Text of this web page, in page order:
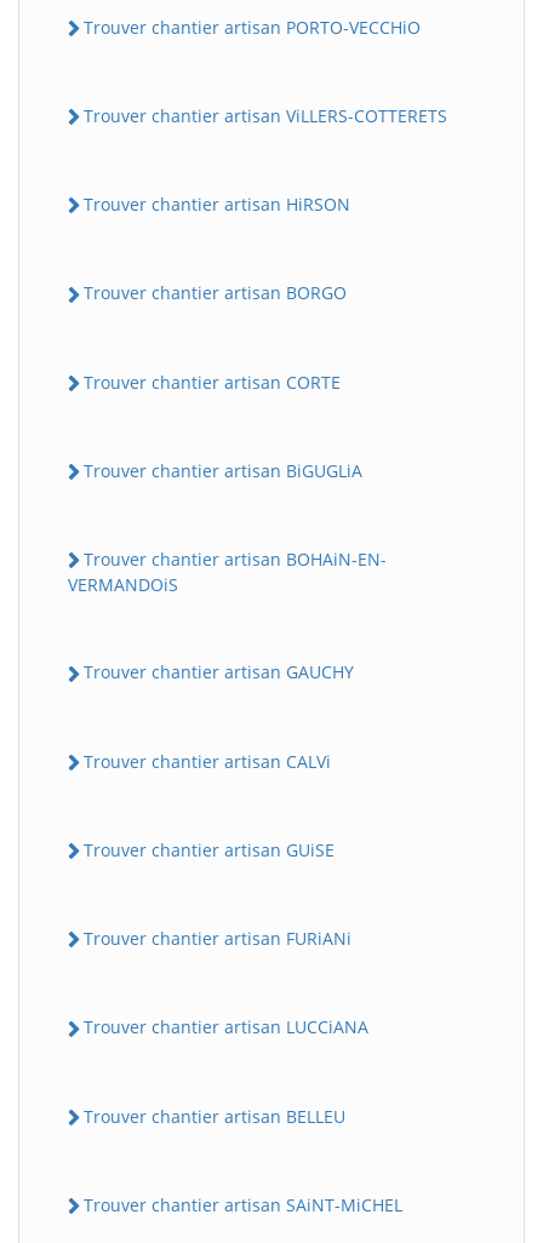
Trouver chantier artisan PORTO-VECCHiO
Trouver chantier artisan ViLLERS-COTTERETS
Trouver chantier artisan HiRSON
Trouver chantier artisan BORGO
Trouver chantier artisan CORTE
Trouver chantier artisan BiGUGLiA
Trouver chantier artisan BOHAiN-EN-
VERMANDOiS
Trouver chantier artisan GAUCHY
Trouver chantier artisan CALVi
Trouver chantier artisan GUiSE
Trouver chantier artisan FURiANi
Trouver chantier artisan LUCCiANA
Trouver chantier artisan BELLEU
Trouver chantier artisan SAiNT-MiCHEL